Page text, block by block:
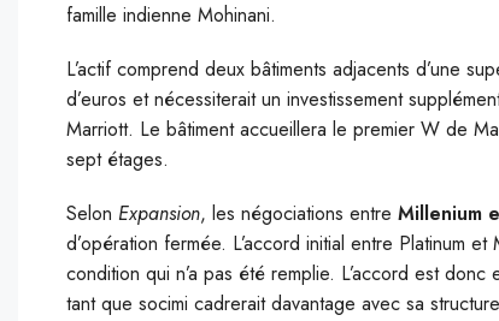
famille indienne Mohinani.
L’actif comprend deux bâtiments adjacents d’une
d’euros et nécessiterait un investissement
Marriott. Le bâtiment accueillera le premier W de
sept étages.
Selon Expansion, les négociations entre Millenium
d’opération fermée. L’accord initial entre Platinum
condition qui n’a pas été remplie. L’accord est
tant que socimi cadrerait davantage avec sa